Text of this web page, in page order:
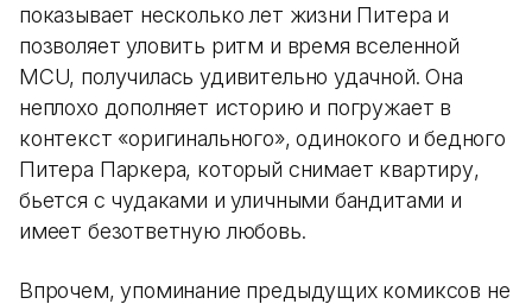
показывает несколько лет жизни Питера и
позволяет уловить ритм и время вселенной
MCU, получилась удивительно удачной. Она
неплохо дополняет историю и погружает в
контекст «оригинального», одинокого и бедного
Питера Паркера, который снимает квартиру,
бьется с чудаками и уличными бандитами и
имеет безответную любовь.
Впрочем, упоминание предыдущих комиксов не